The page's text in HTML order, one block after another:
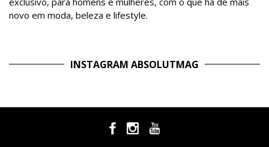
novo em moda, beleza e lifestyle.
INSTAGRAM ABSOLUTMAG